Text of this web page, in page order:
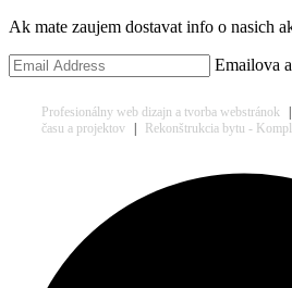
Ak mate zaujem dostavat info o nasich
Emailova
Profesionálny web dizajn a tvorba webstránok
času a projektov
Rekonštrukcia bytu -